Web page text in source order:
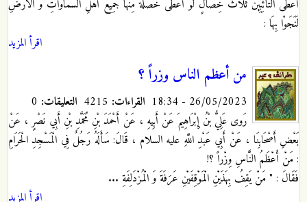
أَعْطَى التَّائِبِينَ ثَلَاثَ خِصَالٍ لَوْ أَعْطَى خَصْلَةً مِنْهَا جَمِيعَ أَهْلِ السَّمَاوَاتِ وَ الْأَرْضِ
لَنَجَوْا بِهَا :
اقرأ المزيد
من أعظم الناس وزراً ؟
26/05/2023 - 18:34 القراءات: التعليقات:
رَوى عَلِيُّ بْنُ إِبْرَاهِيمَ عَنْ أَبِيهِ ، عَنْ أَحْمَدَ بْنِ مُحَمَّدِ بْنِ أَبِي نَصْرٍ ، عَنْ
بَعْضِ أَصْحَابِنَا ، عَنْ أَبِي عَبْدِ اللَّهِ عليه السلام ، قَالَ: سَأَلَهُ رَجُلٌ فِي الْمَسْجِدِ الْحَرَامِ
: مَنْ أَعْظَمُ النَّاسِ وِزْراً ؟!
فَقَالَ : " مَنْ يَقِفُ بِهَذَيْنِ الْمَوْقِفَيْنِ عَرَفَةَ وَ الْمُزْدَلِفَةِ ...
اقرأ المزيد